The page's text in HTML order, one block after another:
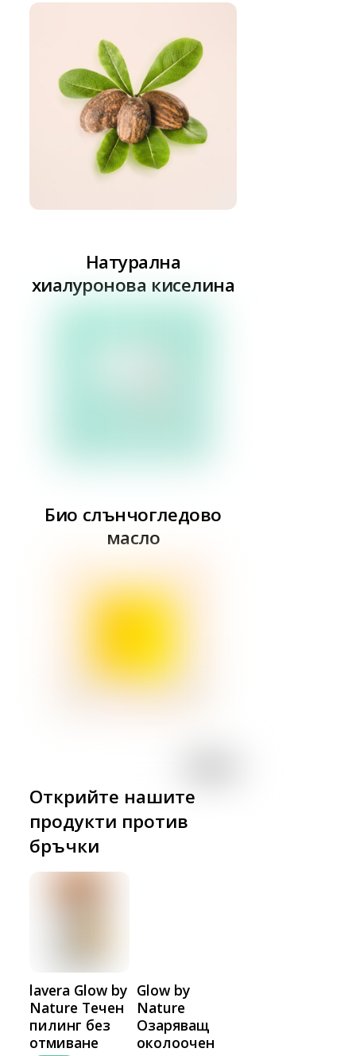
Натурална
хиалуронова киселина
Био слънчогледово
масло
Открийте нашите
продукти против
бръчки
lavera Glow by
Nature Течен
пилинг без
отмиване
Glow by
Nature
Озаряващ
околоочен